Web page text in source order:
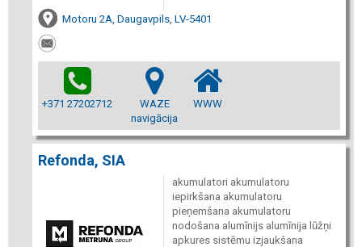
Motoru 2A, Daugavpils, LV-5401
+371 27202712
WAZE
navigācija
WWW
Refonda, SIA
akumulatori akumulatoru
iepirkšana akumulatoru
pieņemšana akumulatoru
nodošana alumīnijs alumīnija lūžņi
apkures sistēmu izjaukšana